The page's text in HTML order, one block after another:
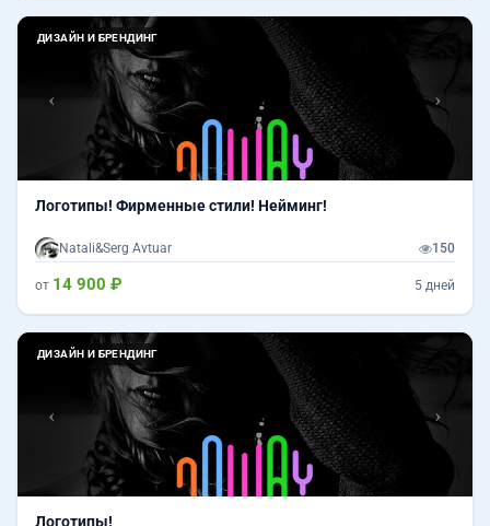
ДИЗАЙН И БРЕНДИНГ
Назад
Логотипы! Фирменные стили! Нейминг!
Natali&Serg Avtuar 150
от 14 900 ₽ 5 дней
ДИЗАЙН И БРЕНДИНГ
Назад
Логотипы!